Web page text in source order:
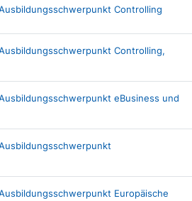
Controlling
Controlling,
eBusiness und
Europäische